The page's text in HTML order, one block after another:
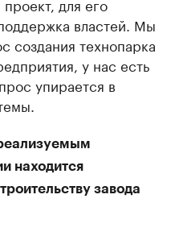
для его
властей. Мы
создания технопарка
у нас есть
упирается в
находится
завода